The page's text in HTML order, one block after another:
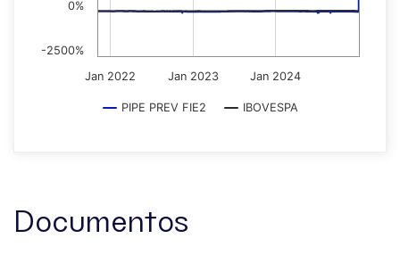
PIPE PREV FIE2 IBOVESPA
Jan 2022 Jan 2023 Jan 2024
-2500%
0%
Documentos